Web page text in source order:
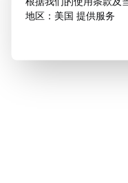
地区：美国 提供服务